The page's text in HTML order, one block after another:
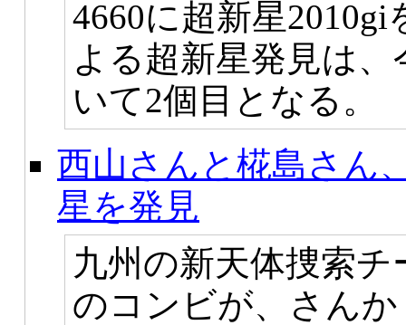
4660に超新星
よる超新星発見は、
いて2個目となる。
西山さんと椛島さん
星を発見
九州の新天体捜索
のコンビが、さん